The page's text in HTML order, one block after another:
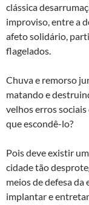
clássica
improviso, entre a
afeto solidário,
flagelados.
Chuva e remorso
matando e
velhos erros
que escondê-lo?
Pois deve existir
cidade tão
meios de defesa
implantar e